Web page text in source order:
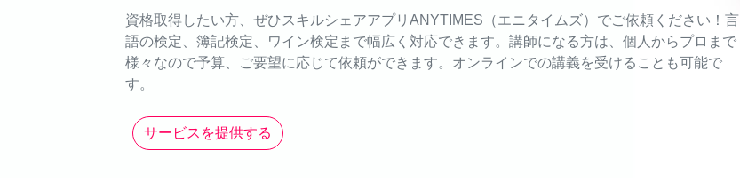
資格取得したい方、ぜひスキルシェアアプリANYTIMES（エニタイムズ）でご依頼ください！言
語の検定、簿記検定、ワイン検定まで幅広く対応できます。講師になる方は、個人からプロまで
様々なので予算、ご要望に応じて依頼ができます。オンラインでの講義を受けることも可能で
す。
サービスを提供する